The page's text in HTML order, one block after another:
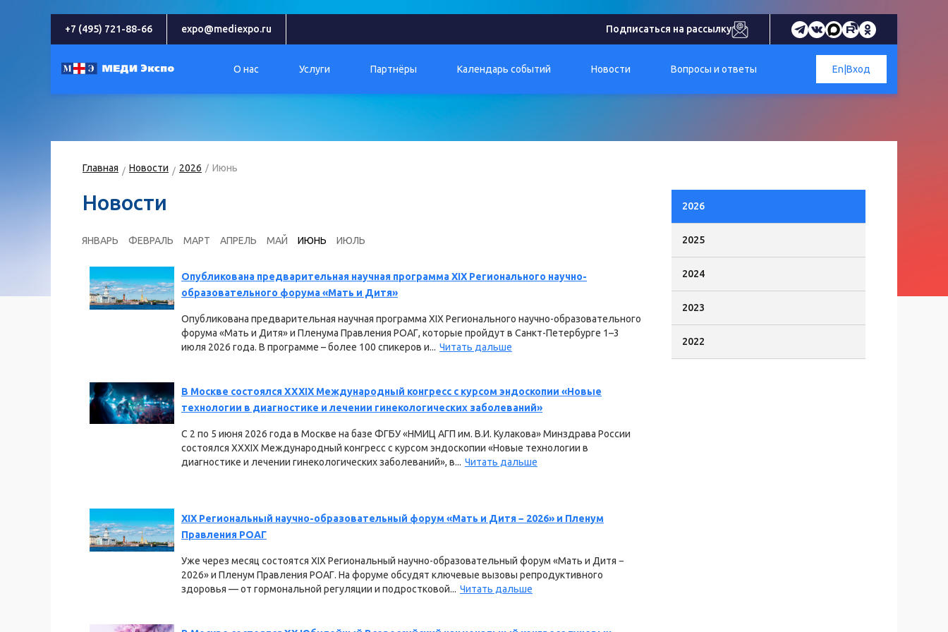
+7 (495) 721-88-66 expo@mediexpo.ru Подписаться на рассылку
О нас Услуги Партнёры Календарь событий Новости Вопросы и ответы Вход
En
Главная Новости 2026 Июнь
Новости
ЯНВАРЬ ФЕВРАЛЬ МАРТ АПРЕЛЬ МАЙ ИЮНЬ ИЮЛЬ
Опубликована предварительная научная программа XIX Регионального научно-
образовательного форума «Мать и Дитя»
Опубликована предварительная научная программа XIX Регионального научно-образовательного
форума «Мать и Дитя» и Пленума Правления РОАГ, которые пройдут в Санкт-Петербурге 1–3
июля 2026 года. В программе – более 100 спикеров и... Читать дальше
В Москве состоялся XXXIX Международный конгресс с курсом эндоскопии «Новые
технологии в диагностике и лечении гинекологических заболеваний»
С 2 по 5 июня 2026 года в Москве на базе ФГБУ «НМИЦ АГП им. В.И. Кулакова» Минздрава России
состоялся XXXIX Международный конгресс с курсом эндоскопии «Новые технологии в
диагностике и лечении гинекологических заболеваний», в... Читать дальше
XIX Региональный научно-образовательный форум «Мать и Дитя − 2026» и Пленум
Правления РОАГ
Уже через месяц состоятся XIX Региональный научно-образовательный форум «Мать и Дитя −
2026» и Пленум Правления РОАГ. На форуме обсудят ключевые вызовы репродуктивного
здоровья — от гормональной регуляции и подростковой... Читать дальше
2026
2025
2024
2023
2022